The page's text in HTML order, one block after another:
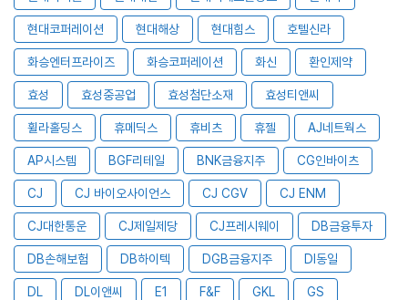
현대코퍼레이션 현대해상 현대힘스 호텔신라
화승엔터프라이즈 화승코퍼레이션 화신 환인제약
효성 효성중공업 효성첨단소재 효성티앤씨
휠라홀딩스 휴메딕스 휴비츠 휴젤 AJ네트웍스
AP시스템 BGF리테일 BNK금융지주 CG인바이츠
CJ CJ 바이오사이언스 CJ CGV CJ ENM
CJ대한통운 CJ제일제당 CJ프레시웨이 DB금융투자
DB손해보험 DB하이텍 DGB금융지주 DI동일
DL DL이앤씨 E1 F&F GKL GS